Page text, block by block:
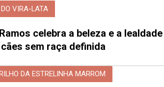
VIRA-LATA
celebra a beleza e a lealdade
sem raça definida
DA ESTRELINHA MARROM